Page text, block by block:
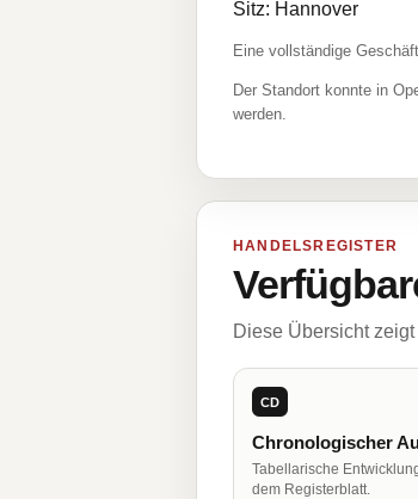
Sitz: Hannover
Eine vollständige
Der Standort konnte in
werden.
HANDELSREGISTER
Diese Übersicht
CD
Chronologischer
Tabellarische
dem Registerblatt.